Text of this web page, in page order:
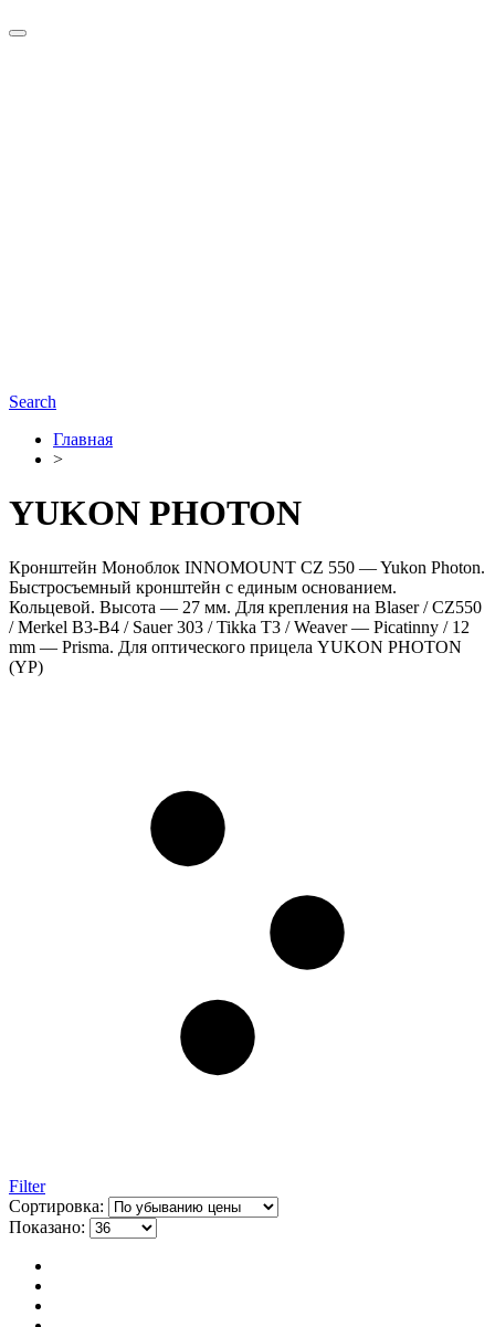
Search
Главная
>
YUKON PHOTON
Кронштейн Моноблок INNOMOUNT CZ 550 — Yukon Photon.
Быстросъемный кронштейн с единым основанием.
Кольцевой. Высота — 27 мм. Для крепления на Blaser / CZ550
/ Merkel B3-B4 / Sauer 303 / Tikka T3 / Weaver — Picatinny / 12
mm — Prisma. Для оптического прицела YUKON PHOTON
(YP)
Filter
Сортировка:
Показано: